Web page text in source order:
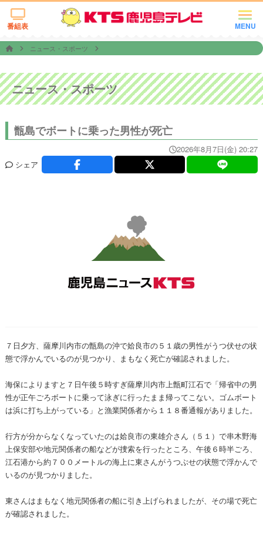
MENU
番組表
ニュース・スポーツ
ニュース・スポーツ
甑島でボートに乗った男性が死亡
2026年8月7日(金) 20:27
シェア
７日夕方、薩摩川内市の甑島の沖で姶良市の５１歳の男性がうつ伏せの状
態で浮かんでいるのが見つかり、まもなく死亡が確認されました。
海保によりますと７日午後５時すぎ薩摩川内市上甑町江石で「帰省中の男
性が正午ごろボートに乗って泳ぎに行ったまま帰ってこない。ゴムボート
は浜に打ち上がっている」と漁業関係者から１１８番通報がありました。
行方が分からなくなっていたのは姶良市の東雄介さん（５１）で串木野海
上保安部や地元関係者の船などが捜索を行ったところ、午後６時半ごろ、
江石港から約７００メートルの海上に東さんがうつぶせの状態で浮かんで
いるのが見つかりました。
東さんはまもなく地元関係者の船に引き上げられましたが、その場で死亡
が確認されました。